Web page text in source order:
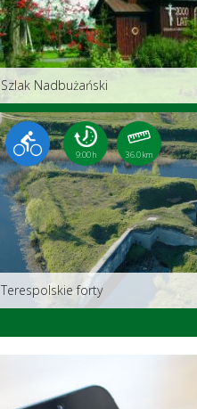
Szlak Nadbużański
9:00 h 36.0 km
Terespolskie forty